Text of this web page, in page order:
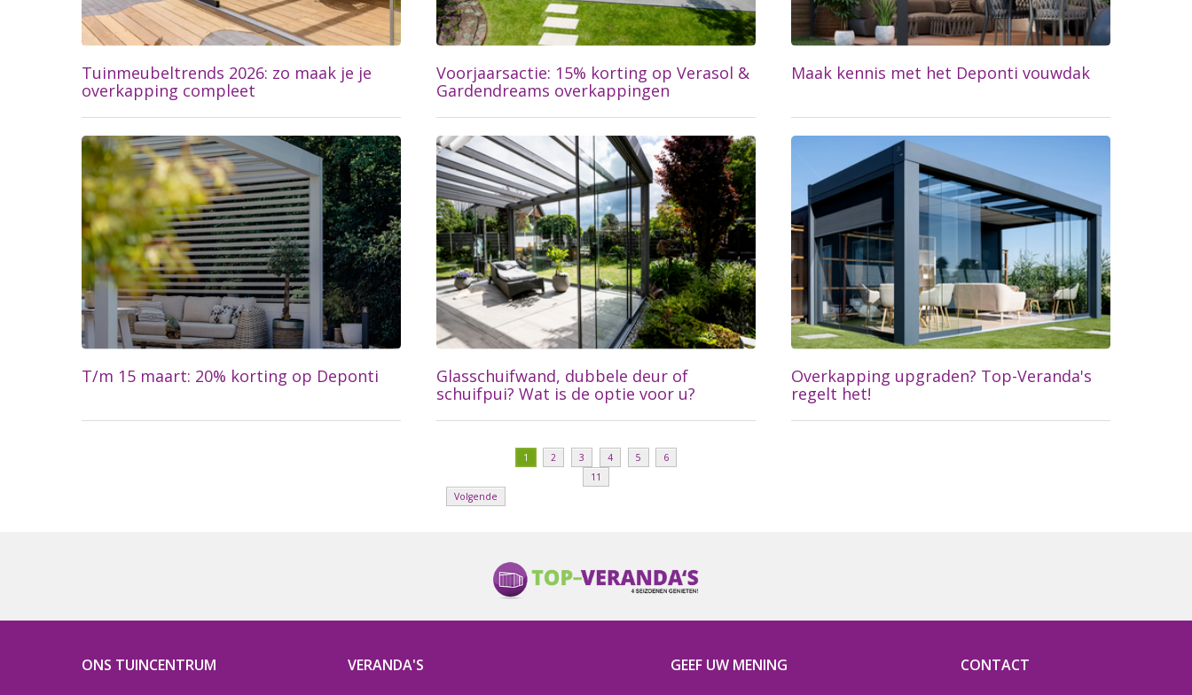
Tuinmeubeltrends 2026: zo maak je je
overkapping compleet
Lees meer...
Voorjaarsactie: 15% korting op Verasol &
Gardendreams overkappingen
Lees meer...
Maak kennis met het Deponti vouwdak
Lees meer...
T/m 15 maart: 20% korting op Deponti
Glasschuifwand, dubbele deur of
schuifpui? Wat is de optie voor u?
Overkapping upgraden? Top-Veranda's
regelt het!
1 2 3 4 5
6
11
Volgende
ONS TUINCENTRUM VERANDA'S GEEF UW MENING CONTACT